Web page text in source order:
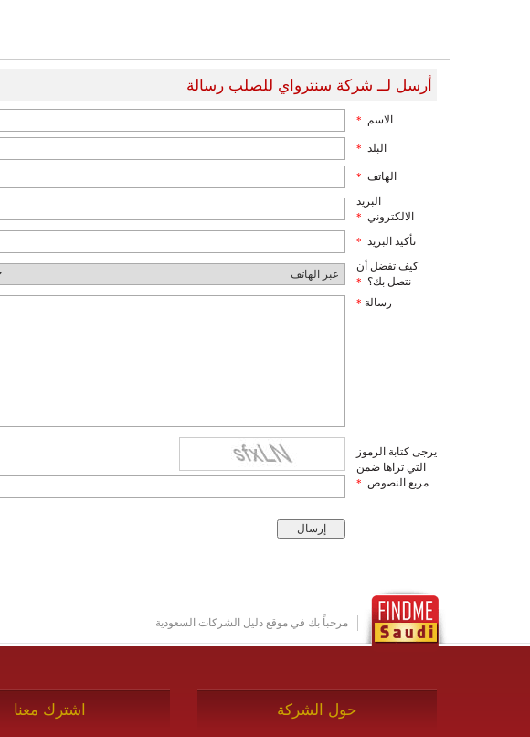
أرسل لــ شركة سنترواي للصلب رسالة
الاسم *
البلد *
الهاتف *
البريد
الالكتروني *
تأكيد البريد *
كيف تفضل أن
نتصل بك؟ *
رسالة *
يرجى كتابة الرموز
التي تراها ضمن
مربع النصوص *
مرحباً بك في موقع دليل الشركات السعودية
حول الشركة اشترك معنا